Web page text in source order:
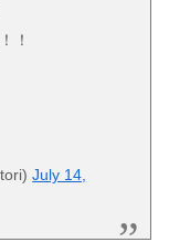
！
July 14,